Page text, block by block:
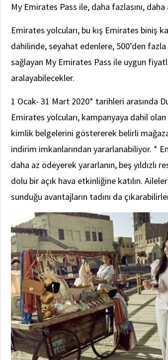
My Emirates Pass ile, daha fazlasını, daha
Emirates yolcuları, bu kış Emirates biniş
dahilinde, seyahat edenlere, 500’den
sağlayan My Emirates Pass ile uygun
aralayabilecekler.
1 Ocak- 31 Mart 2020* tarihleri arasında
Emirates yolcuları, kampanyaya dahil
kimlik belgelerini göstererek belirli
indirim imkanlarından yararlanabiliyor. *
daha az ödeyerek yararlanın, beş
dolu bir açık hava etkinliğine katılın.
sunduğu avantajların tadını da